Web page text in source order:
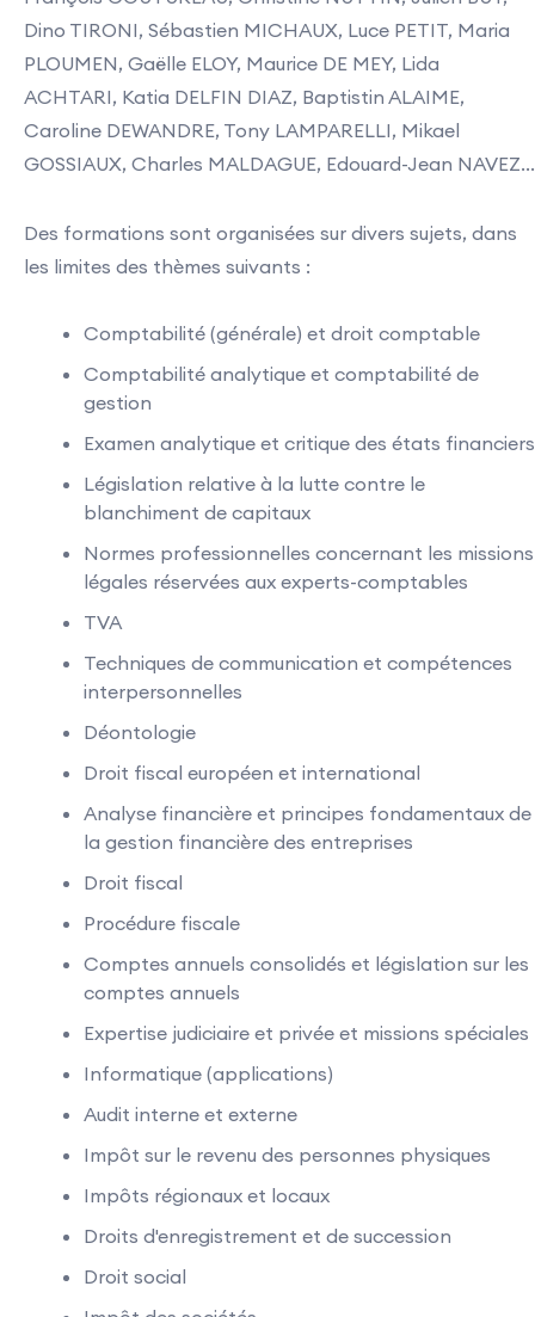
Dino TIRONI, Sébastien MICHAUX, Luce PETIT, Maria
PLOUMEN, Gaëlle ELOY, Maurice DE MEY, Lida
ACHTARI, Katia DELFIN DIAZ, Baptistin ALAIME,
Caroline DEWANDRE, Tony LAMPARELLI, Mikael
GOSSIAUX, Charles MALDAGUE, Edouard-Jean NAVEZ...
Des formations sont organisées sur divers sujets, dans
les limites des thèmes suivants :
Comptabilité (générale) et droit comptable
Comptabilité analytique et comptabilité de
gestion
Examen analytique et critique des états financiers
Législation relative à la lutte contre le
blanchiment de capitaux
Normes professionnelles concernant les missions
légales réservées aux experts-comptables
TVA
Techniques de communication et compétences
interpersonnelles
Déontologie
Droit fiscal européen et international
Analyse financière et principes fondamentaux de
la gestion financière des entreprises
Droit fiscal
Procédure fiscale
Comptes annuels consolidés et législation sur les
comptes annuels
Expertise judiciaire et privée et missions spéciales
Informatique (applications)
Audit interne et externe
Impôt sur le revenu des personnes physiques
Impôts régionaux et locaux
Droits d'enregistrement et de succession
Droit social